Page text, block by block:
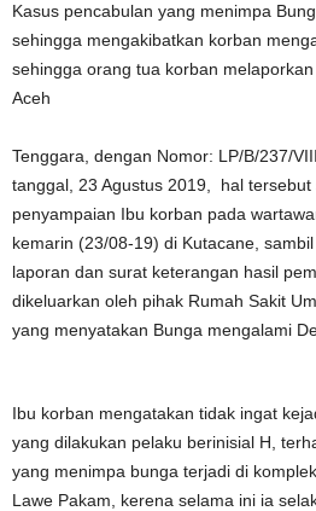
Kasus pencabulan yang menimpa
sehingga mengakibatkan korban
sehingga orang tua korban
Aceh
Tenggara, dengan Nomor: LP/B/237/
tanggal, 23 Agustus 2019, hal tersebut
penyampaian Ibu korban pada
kemarin (23/08-19) di Kutacane,
laporan dan surat keterangan hasil
dikeluarkan oleh pihak Rumah Sakit
yang menyatakan Bunga mengalami
Ibu korban mengatakan tidak ingat
yang dilakukan pelaku berinisial H,
yang menimpa bunga terjadi di
Lawe Pakam, kerena selama ini ia